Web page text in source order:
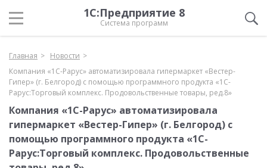
1С:Предприятие 8
Система программ
Главная
Новости
Компания «1С-Рарус» автоматизировала гипермаркет «Вестер-
Гипер» (г. Белгород) с помощью программного продукта «1С-
Рарус:Торговый комплекс. Продовольственные товары, ред.8»
Компания «1С-Рарус» автоматизировала
гипермаркет «Вестер-Гипер» (г. Белгород) с
помощью программного продукта «1С-
Рарус:Торговый комплекс. Продовольственные